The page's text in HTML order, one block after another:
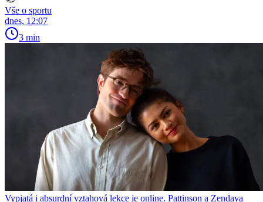
Vše o sportu
dnes, 12:07
3 min
Vypjatá i absurdní vztahová lekce je online. Pattinson a Zendaya